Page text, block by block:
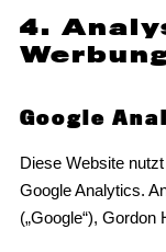
4.
Google
Diese Website
Google Analytics.
(„Google“),